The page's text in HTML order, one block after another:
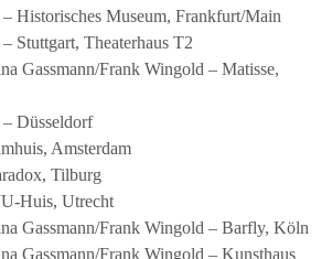
Historisches Museum, Frankfurt/Main
Stuttgart, Theaterhaus T2
Gassmann/Frank Wingold – Matisse,
Düsseldorf
Amsterdam
Tilburg
Huis, Utrecht
Gassmann/Frank Wingold – Barfly, Köln
Gassmann/Frank Wingold – Kunsthaus